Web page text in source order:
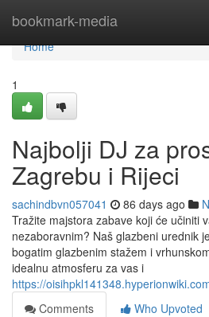
bookmark-media
Home
Home
1
Najbolji DJ za
Zagrebu i Rijeci
sachindbvn057041 86 days ago
Tražite majstora zabave koji će učiniti
nezaboravnim? Naš glazbeni urednik
bogatim glazbenim stažem i
idealnu atmosferu za vas i
https://
Comments
Who Upvoted